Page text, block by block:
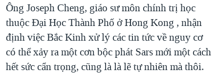
Ông Joseph Cheng, giáo sư môn chính trị học
thuộc Đại Học Thành Phố ở Hong Kong , nhận
định việc Bắc Kinh xử lý các tin tức về nguy cơ
có thể xảy ra một cơn bộc phát Sars mới một cách
hết sức cẩn trọng, cũng là là lẽ tự nhiên mà thôi.